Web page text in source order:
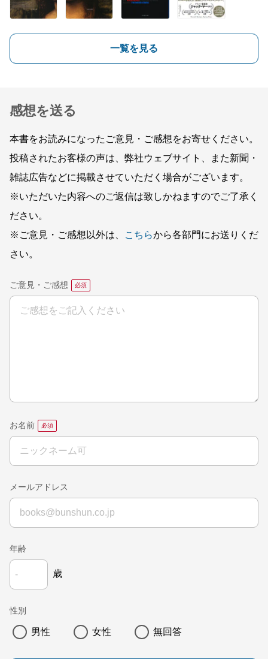
一覧を見る
感想を送る
本書をお読みになったご意見・ご感想をお寄せください。
投稿されたお客様の声は、弊社ウェブサイト、また新聞・
雑誌広告などに掲載させていただく場合がございます。
※いただいた内容へのご返信は致しかねますのでご了承く
ださい。
※ご意見・ご感想以外は、
こちらから各部門にお送りくだ
さい。
ご意見・ご感想
お名前
メールアドレス
年齢
歳
性別
男性 女性 無回答